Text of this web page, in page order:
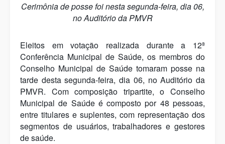
Cerimônia de posse foi nesta segunda-feira, dia 06,
no Auditório da PMVR
Eleitos em votação realizada durante a 12ª
Conferência Municipal de Saúde, os membros do
Conselho Municipal de Saúde tomaram posse na
tarde desta segunda-feira, dia 06, no Auditório da
PMVR. Com composição tripartite, o Conselho
Municipal de Saúde é composto por 48 pessoas,
entre titulares e suplentes, com representação dos
segmentos de usuários, trabalhadores e gestores
de saúde.